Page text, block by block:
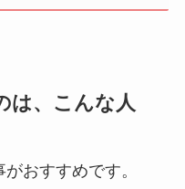
は、こんな人
おすすめです。